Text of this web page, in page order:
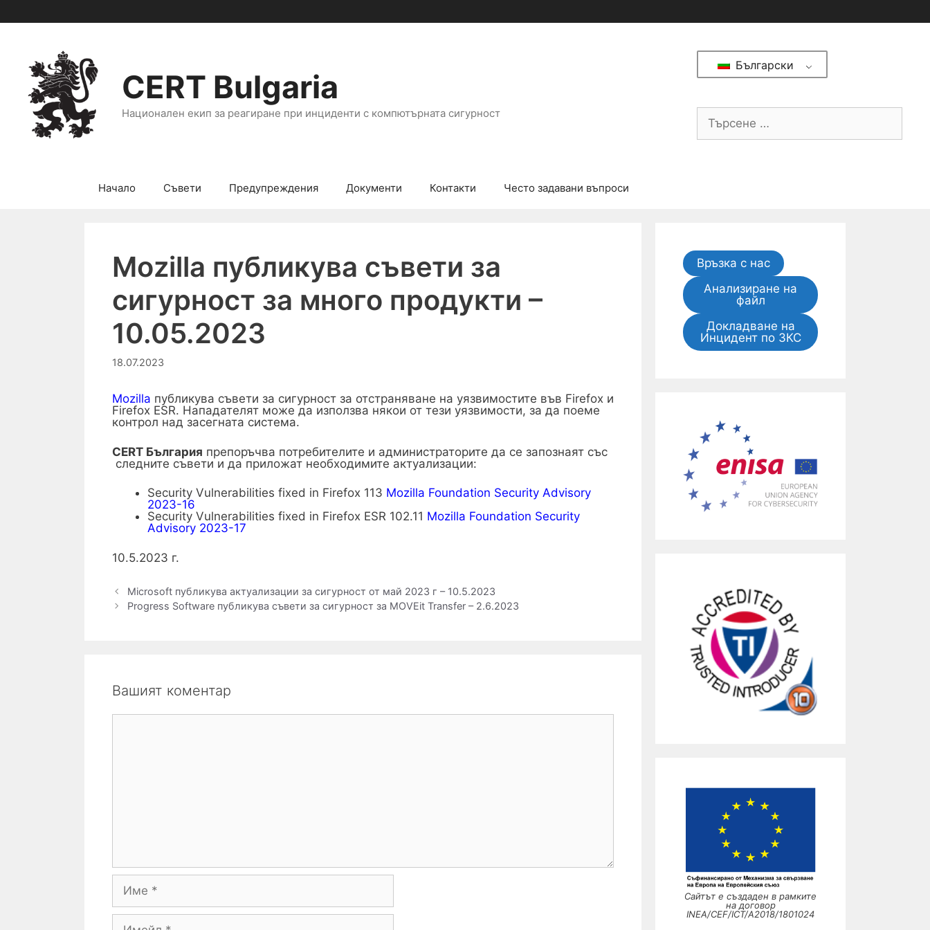
Български
CERT Bulgaria
Национален екип за реагиране при инциденти с компютърната сигурност
Начало Съвети Предупреждения Документи Контакти Често задавани въпроси
Mozilla публикува съвети за
сигурност за много продукти –
10.05.2023
18.07.2023
Mozilla публикува съвети за сигурност за отстраняване на уязвимостите във Firefox и
Firefox ESR. Нападателят може да използва някои от тези уязвимости, за да поеме
контрол над засегната система.
CERT България препоръчва потребителите и администраторите да се запознаят със
следните съвети и да приложат необходимите актуализации:
Security Vulnerabilities fixed in Firefox 113 Mozilla Foundation Security Advisory
2023-16
Security Vulnerabilities fixed in Firefox ESR 102.11 Mozilla Foundation Security
Advisory 2023-17
10.5.2023 г.
Microsoft публикува актуализации за сигурност от май 2023 г – 10.5.2023
Progress Software публикува съвети за сигурност за MOVEit Transfer – 2.6.2023
Вашият коментар
Връзка с нас
Анализиране на
файл
Докладване на
Инцидент по ЗКС
Сайтът е създаден в рамките
на договор
INEA/CEF/ICT/A2018/1801024